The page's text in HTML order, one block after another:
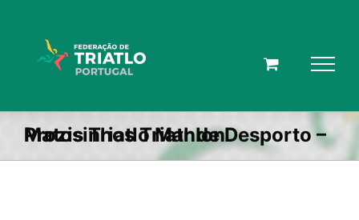
Prozis Triatlo Mar de Desporto – Matosinhos Triathlon